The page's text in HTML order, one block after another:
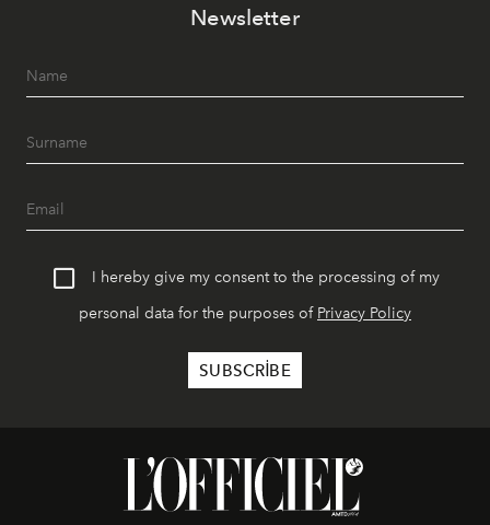
Newsletter
I hereby give my consent to the processing of my
personal data for the purposes of Privacy Policy